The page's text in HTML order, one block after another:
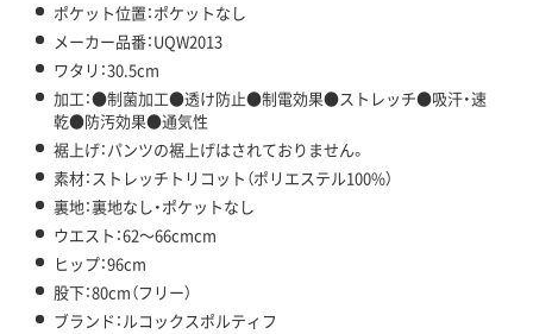
ポケット位置：ポケットなし
メーカー品番：UQW2013
ワタリ：30.5cm
加工：●制菌加工●透け防止●制電効果●ストレッチ●吸汗・速
乾●防汚効果●通気性
裾上げ：パンツの裾上げはされておりません。
素材：ストレッチトリコット（ポリエステル100%）
裏地：裏地なし・ポケットなし
ウエスト：62～66cmcm
ヒップ：96cm
股下：80cm（フリー）
ブランド：ルコックスポルティフ